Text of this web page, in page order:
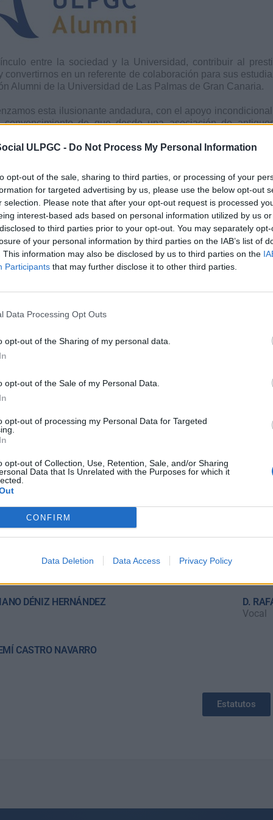
ULPGC - Do Not Process My Personal Information
opt-out of the sale, sharing to third parties, or processing of your
for targeted advertising by us, please use the below opt-out
selection. Please note that after your opt-out request is processed
interest-based ads based on personal information utilized by us
to third parties prior to your opt-out. You may separately
of your personal information by third parties on the IAB’s list of
This information may also be disclosed by us to third parties on the
Participants that may further disclose it to other third parties.
Data Processing Opt Outs
opt-out of the Sharing of my personal data.
opt-out of the Sale of my Personal Data.
opt-out of processing my Personal Data for Targeted
opt-out of Collection, Use, Retention, Sale, and/or Sharing
Data that Is Unrelated with the Purposes for which it
CONFIRM
Data Deletion Data Access Privacy Policy
entre la sociedad y la Universidad, contribuir al
convertirnos en un referente de colaboración para sus
Alumni de la Universidad de Las Palmas de Gran Canaria.
esta ilusionante andadura, con el apoyo
de que desde una asociación de
y promover la colaboración para que los titulados de
en el mundo laboral. Pero también nacemos con la
formados en la ULPGC, ejercen en la actualidad
Muchos de ellos son auténticos líderes sociales y
Todos ellos son, en definitiva, el talento que nos debe
que la impulsó hace ya 30 años.
Asociación Alumni de la ULPGC asumimos el empeño de
De este modo, nuestra actividad se centrará en la
pero también en estimular iniciativas que promuevan
lazos de unión entre diferentes sectores económicos y
a ser esa ‘tela de araña’ que aúne objetivos comunes y
ese círculo tan necesario de colaboración entre la
bienvenidos a esta Asociación de Antiguos Estudiantes de la
MARTÍN FUENTES
RODRÍGUEZ DÍAZ
DÉNIZ HERNÁNDEZ
CASTRO NAVARRO
DÑA.
DÑA.
D.
Vocal
Estatutos